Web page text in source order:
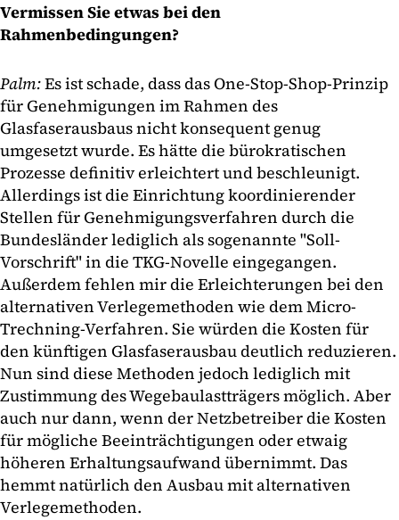
Vermissen Sie etwas bei den
Rahmenbedingungen?
Palm:Es ist schade, dass das One-Stop-Shop-Prinzip
für Genehmigungen im Rahmen des
Glasfaserausbaus nicht konsequent genug
umgesetzt wurde. Es hätte die bürokratischen
Prozesse definitiv erleichtert und beschleunigt.
Allerdings ist die Einrichtung koordinierender
Stellen für Genehmigungsverfahren durch die
Bundesländer lediglich als sogenannte "Soll-
Vorschrift" in die TKG-Novelle eingegangen.
Außerdem fehlen mir die Erleichterungen bei den
alternativen Verlegemethoden wie dem Micro-
Trechning-Verfahren. Sie würden die Kosten für
den künftigen Glasfaserausbau deutlich reduzieren.
Nun sind diese Methoden jedoch lediglich mit
Zustimmung des Wegebaulastträgers möglich. Aber
auch nur dann, wenn der Netzbetreiber die Kosten
für mögliche Beeinträchtigungen oder etwaig
höheren Erhaltungsaufwand übernimmt. Das
hemmt natürlich den Ausbau mit alternativen
Verlegemethoden.